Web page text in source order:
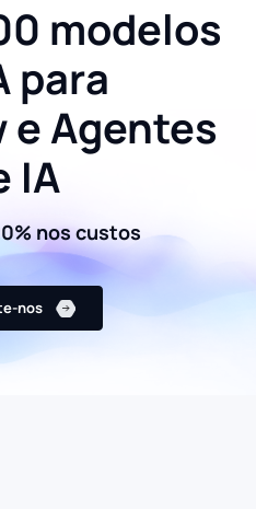
modelos
para
e Agentes
IA
nos custos
nos